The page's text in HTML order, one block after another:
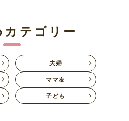
テゴリー
夫婦
ママ友
子ども